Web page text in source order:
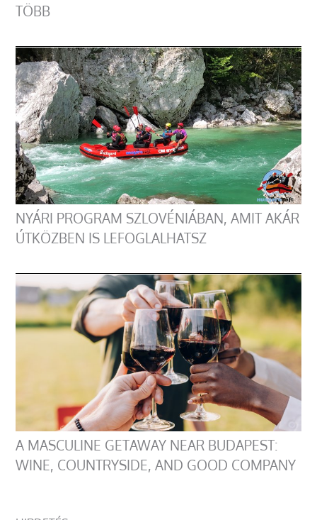
TÖBB
NYÁRI PROGRAM SZLOVÉNIÁBAN, AMIT AKÁR
ÚTKÖZBEN IS LEFOGLALHATSZ
A MASCULINE GETAWAY NEAR BUDAPEST:
WINE, COUNTRYSIDE, AND GOOD COMPANY